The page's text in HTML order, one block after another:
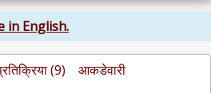
in English.
(9) आकडेवारी